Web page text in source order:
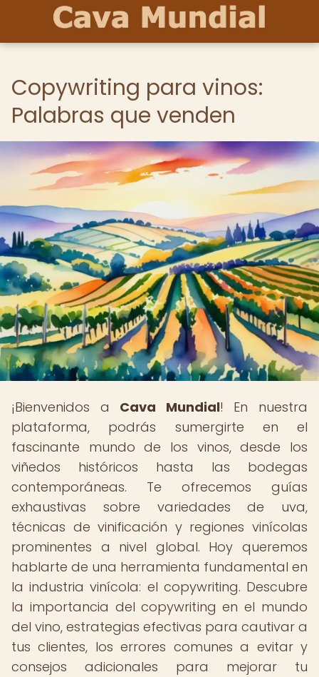
Copywriting para vinos:
Palabras que venden
¡Bienvenidos a Cava Mundial! En nuestra
plataforma, podrás sumergirte en el
fascinante mundo de los vinos, desde los
viñedos históricos hasta las bodegas
contemporáneas. Te ofrecemos guías
exhaustivas sobre variedades de uva,
técnicas de vinificación y regiones vinícolas
prominentes a nivel global. Hoy queremos
hablarte de una herramienta fundamental en
la industria vinícola: el copywriting. Descubre
la importancia del copywriting en el mundo
del vino, estrategias efectivas para cautivar a
tus clientes, los errores comunes a evitar y
consejos adicionales para mejorar tu